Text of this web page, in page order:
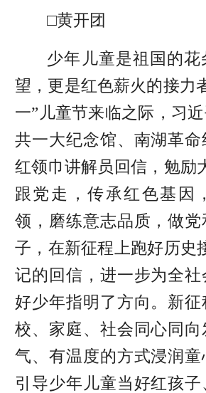
□黄开团
少年儿童是祖国的花
望，更是红色薪火的接力
一”儿童节来临之际，习
共一大纪念馆、南湖革命
红领巾讲解员回信，勉励
跟党走，传承红色基因
领，磨练意志品质，做
子，在新征程上跑好历史
记的回信，进一步为全
好少年指明了方向。新
校、家庭、社会同心同
气、有温度的方式浸润
引导少年儿童当好红孩